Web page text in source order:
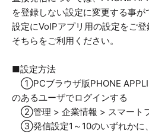
を登録しない設定に変更する事
設定にVoIPアプリ用の設定をご
そちらをご利用ください。
■設定方法
①PCブラウザ版PHONE APPLI
のあるユーザでログインする
②管理 > 企業情報 > スマート
③発信設定1～10のいずれかに